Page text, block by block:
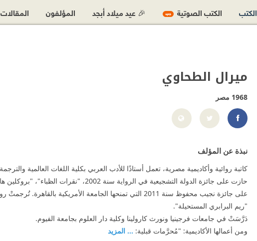
ميرال الطحاوي
1968 مصر
https://ar-ar.facebook.com/MiralEltahawy.OfficialPage
نبذة عن المؤلف
كاتبة روائية وأكاديمية مصرية، تعمل أستاذًا للأدب العربي بكلية اللغات العالمية
على جائزة نجيب محفوظ سنة 2011 التي تمنحها الجامعة
"ريم البرابري المستحيلة".
دَرَّسَتْ في جامعات فرجينيا ونورث كارولينا وكلية دار العلوم بجامعة الفيوم.
ومن أعمالها الأكاديمية: "مُحرَّمات قبلية: ... المزيد
الكتب الكتب الصوتية جديد 🎉 عيد ميلاد أبجد المؤلفون المقالات